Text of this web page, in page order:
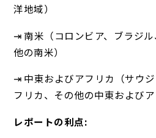
洋地域）
⇥ 南米（コロンビア、ブラジ
他の南米）
⇥ 中東およびアフリカ（サウ
フリカ、その他の中東およびア
レポートの利点: